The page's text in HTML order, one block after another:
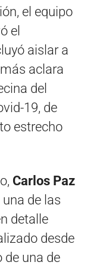
el equipo
el
aislar a
aclara
del
19, de
estrecho
Carlos Paz
de las
detalle
desde
de una de